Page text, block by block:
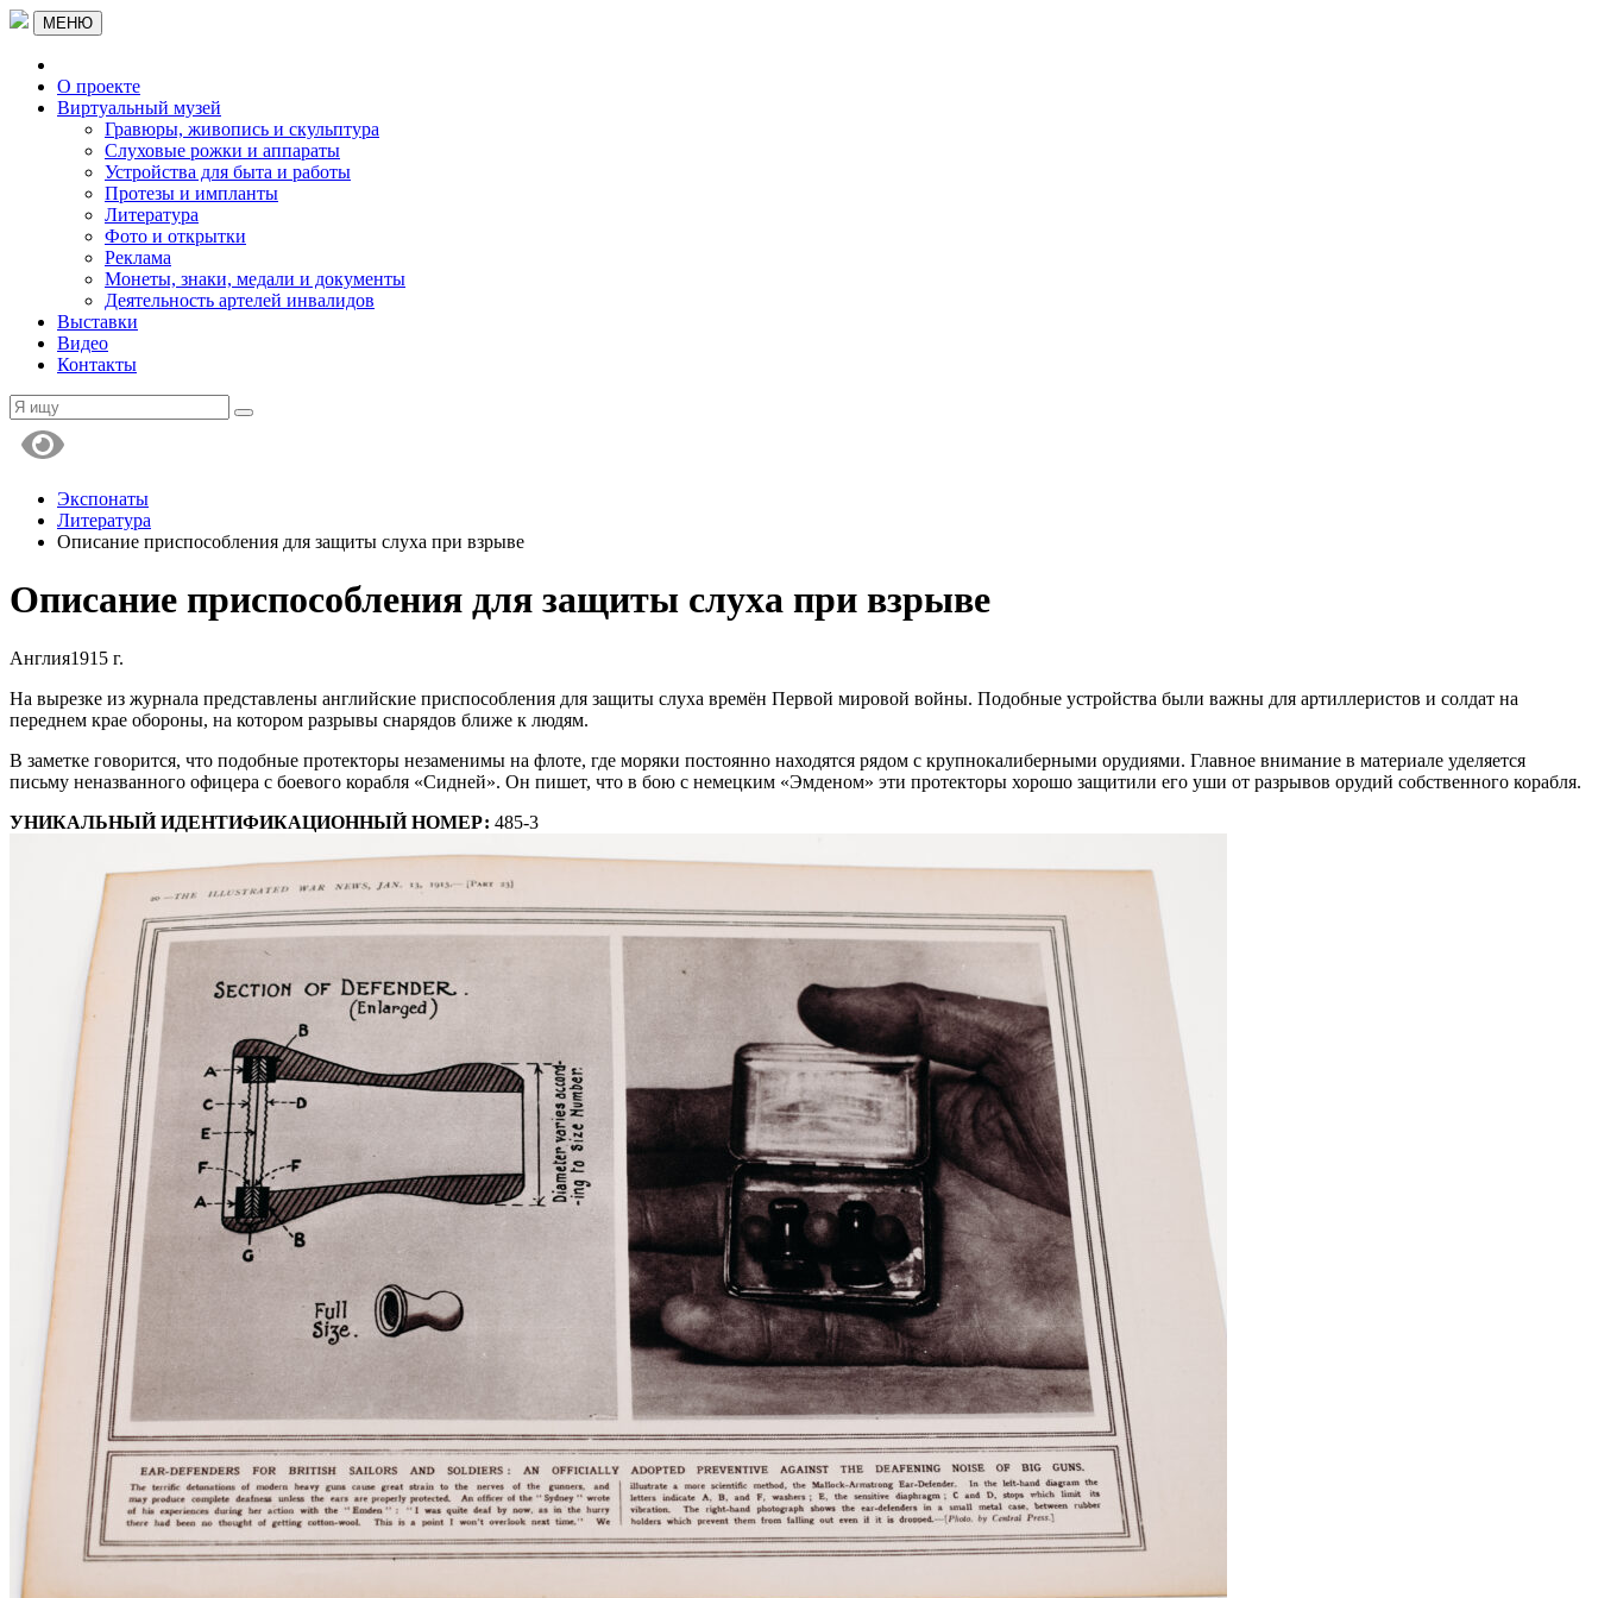
МЕНЮ
О проекте
Виртуальный музей
Гравюры, живопись и скульптура
Слуховые рожки и аппараты
Устройства для быта и работы
Протезы и импланты
Литература
Фото и открытки
Реклама
Монеты, знаки, медали и документы
Деятельность артелей инвалидов
Выставки
Видео
Контакты
Экспонаты
Литература
Описание приспособления для защиты слуха при взрыве
Описание приспособления для защиты слуха при взрыве
Англия1915 г.
На вырезке из журнала представлены английские приспособления для защиты слуха времён Первой мировой войны. Подобные устройства были важны для артиллеристов и солдат на
переднем крае обороны, на котором разрывы снарядов ближе к людям.
В заметке говорится, что подобные протекторы незаменимы на флоте, где моряки постоянно находятся рядом с крупнокалиберными орудиями. Главное внимание в материале уделяется
письму неназванного офицера с боевого корабля «Сидней». Он пишет, что в бою с немецким «Эмденом» эти протекторы хорошо защитили его уши от разрывов орудий собственного корабля.
УНИКАЛЬНЫЙ ИДЕНТИФИКАЦИОННЫЙ НОМЕР: 485-3